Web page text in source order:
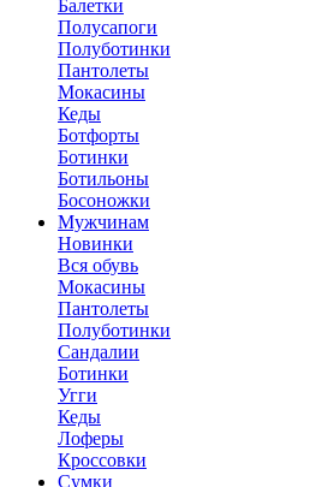
Балетки
Полусапоги
Полуботинки
Пантолеты
Мокасины
Кеды
Ботфорты
Ботинки
Ботильоны
Босоножки
Мужчинам
Новинки
Вся обувь
Мокасины
Пантолеты
Полуботинки
Сандалии
Ботинки
Угги
Кеды
Лоферы
Кроссовки
Сумки